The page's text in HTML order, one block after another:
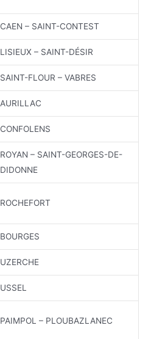
CAEN – SAINT-CONTEST
LISIEUX – SAINT-DÉSIR
SAINT-FLOUR – VABRES
AURILLAC
CONFOLENS
ROYAN – SAINT-GEORGES-DE-
DIDONNE
ROCHEFORT
BOURGES
UZERCHE
USSEL
PAIMPOL – PLOUBAZLANEC